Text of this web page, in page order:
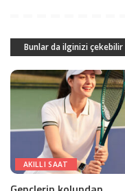
Bunlar da ilginizi çekebilir
AKILLI SAAT